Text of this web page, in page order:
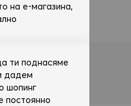
на е-магазина,
ти поднасяме
дадем
шопинг
постоянно